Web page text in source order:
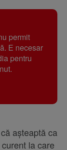
permit
E necesar
pentru
așteaptă ca
la care